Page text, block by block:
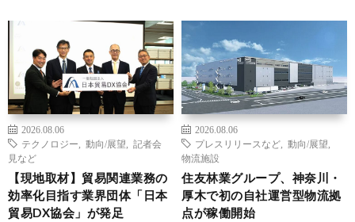
2026.08.06
テクノロジー
動向/展望
記者会
見など
【現地取材】貿易関連業務の
効率化目指す業界団体「日本
貿易DX協会」が発足
2026.08.06
プレスリリースなど
動向/展望
物流施設
住友林業グループ、神奈川・
厚木で初の自社運営型物流拠
点が稼働開始